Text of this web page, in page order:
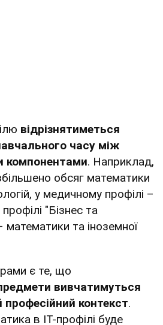
відрізнятиметься
часу між
компонентами. Наприклад,
обсяг математики
у медичному профілі –
профілі "Бізнес та
математики та іноземної
є те, що
вивчатимуться
професійний контекст.
в ІТ-профілі буде